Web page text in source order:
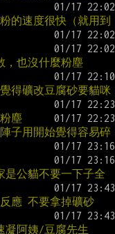
的速度很快（就用到
也沒什麼粉塵
得礦改豆腐砂要貓咪
塵
子用開始覺得容易碎
公貓不要一下子全
應 不要拿掉礦砂
阿姨/豆腐先生